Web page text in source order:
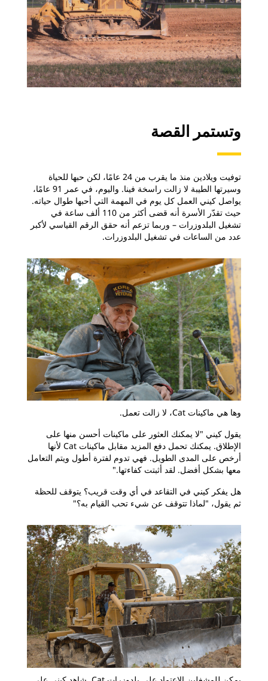
وتستمر القصة
توفيت ويلادين منذ ما يقرب من 24 عامًا، لكن حبها للحياة
وسيرتها الطيبة لا زالت راسخة فينا. واليوم، في عمر 91 عامًا،
يواصل كيني العمل كل يوم في المهمة التي أحبها طوال حياته.
حيث تقدّر الأسرة أنه قضى أكثر من 110 ألف ساعة في
تشغيل البلدوزرات – وربما تزعم أنه حقق الرقم القياسي لأكبر
عدد من الساعات في تشغيل البلدوزرات.
وها هي ماكينات Cat، لا زالت تعمل.
يقول كيني "لا يمكنك العثور على ماكينات أحسن منها على
الإطلاق. يمكنك تحمل دفع المزيد مقابل ماكينات Cat لأنها
أرخص على المدى الطويل. فهي تدوم لفترة أطول ويتم التعامل
معها بشكل أفضل. لقد أثبتت كفاءتها."
هل يفكر كيني في التقاعد في أي وقت قريب؟ يتوقف للحظة
ثم يقول، "لماذا تتوقف عن شيء تحب القيام به؟"